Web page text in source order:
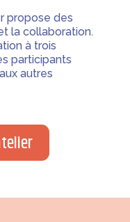
propose des
la collaboration.
à trois
participants
autres